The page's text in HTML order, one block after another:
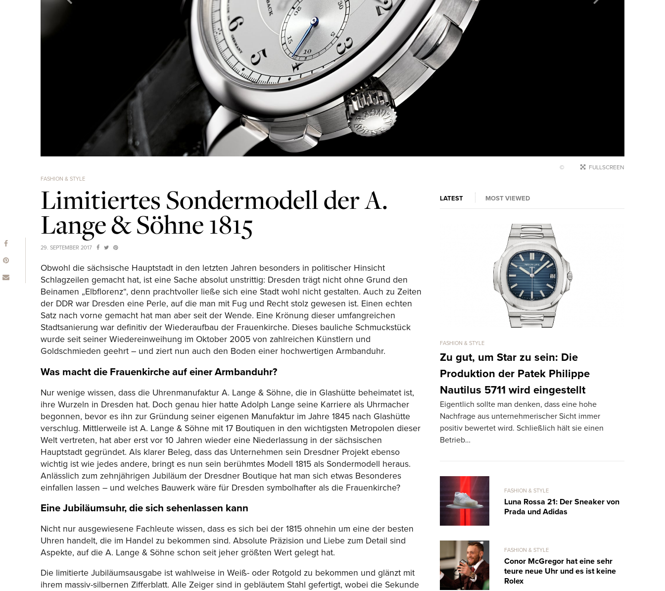
© FULLSCREEN
FASHION & STYLE
Limitiertes Sondermodell der A.
Lange & Söhne 1815
29. SEPTEMBER 2017
Obwohl die sächsische Hauptstadt in den letzten Jahren besonders in politischer Hinsicht
Schlagzeilen gemacht hat, ist eine Sache absolut unstrittig: Dresden trägt nicht ohne Grund den
Beinamen „Elbflorenz“, denn prachtvoller ließe sich eine Stadt wohl nicht gestalten. Auch zu Zeiten
der DDR war Dresden eine Perle, auf die man mit Fug und Recht stolz gewesen ist. Einen echten
Satz nach vorne gemacht hat man aber seit der Wende. Eine Krönung dieser umfangreichen
Stadtsanierung war definitiv der Wiederaufbau der Frauenkirche. Dieses bauliche Schmuckstück
wurde seit seiner Wiedereinweihung im Oktober 2005 von zahlreichen Künstlern und
Goldschmieden geehrt – und ziert nun auch den Boden einer hochwertigen Armbanduhr.
Was macht die Frauenkirche auf einer Armbanduhr?
Nur wenige wissen, dass die Uhrenmanufaktur A. Lange & Söhne, die in Glashütte beheimatet ist,
ihre Wurzeln in Dresden hat. Doch genau hier hatte Adolph Lange seine Karriere als Uhrmacher
begonnen, bevor es ihn zur Gründung seiner eigenen Manufaktur im Jahre 1845 nach Glashütte
verschlug. Mittlerweile ist A. Lange & Söhne mit 17 Boutiquen in den wichtigsten Metropolen dieser
Welt vertreten, hat aber erst vor 10 Jahren wieder eine Niederlassung in der sächsischen
Hauptstadt gegründet. Als klarer Beleg, dass das Unternehmen sein Dresdner Projekt ebenso
wichtig ist wie jedes andere, bringt es nun sein berühmtes Modell 1815 als Sondermodell heraus.
Anlässlich zum zehnjährigen Jubiläum der Dresdner Boutique hat man sich etwas Besonderes
einfallen lassen – und welches Bauwerk wäre für Dresden symbolhafter als die Frauenkirche?
Eine Jubiläumsuhr, die sich sehenlassen kann
Nicht nur ausgewiesene Fachleute wissen, dass es sich bei der 1815 ohnehin um eine der besten
Uhren handelt, die im Handel zu bekommen sind. Absolute Präzision und Liebe zum Detail sind
Aspekte, auf die A. Lange & Söhne schon seit jeher größten Wert gelegt hat.
Die limitierte Jubiläumsausgabe ist wahlweise in Weiß- oder Rotgold zu bekommen und glänzt mit
ihrem massiv-silbernen Zifferblatt. Alle Zeiger sind in gebläutem Stahl gefertigt, wobei die Sekunde
LATEST MOST VIEWED
FASHION & STYLE
Zu gut, um Star zu sein: Die
Produktion der Patek Philippe
Nautilus 5711 wird eingestellt
Eigentlich sollte man denken, dass eine hohe
Nachfrage aus unternehmerischer Sicht immer
positiv bewertet wird. Schließlich hält sie einen
Betrieb…
FASHION & STYLE
Luna Rossa 21: Der Sneaker von
Prada und Adidas
FASHION & STYLE
Conor McGregor hat eine sehr
teure neue Uhr und es ist keine
Rolex